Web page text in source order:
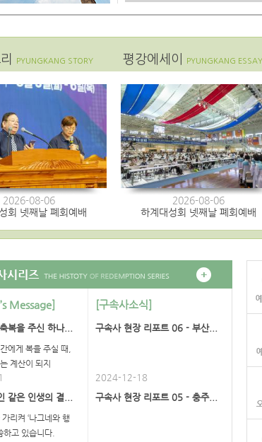
PYUNGKANG STORY 평강에세이 PYUNGKANG ESSAY
2026-08-06
회 넷째날 폐회예배
2026-08-06
하계대성회 넷째날 폐회예배
Message]
복을 주신 하나...
에게 복을 주실 때,
계산이 되지
같은 인생의 결...
리켜 ‘나그네와 행
하고 있습니다.
[구속사소식]
구속사 현장 리포트 06 - 부산...
2024-12-18
구속사 현장 리포트 05 - 충주...